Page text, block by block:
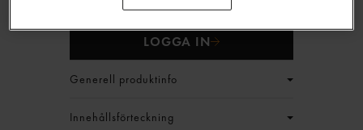
EAN: 7310340523736
LOGGA IN
Generell produktinfo
Innehållsförteckning